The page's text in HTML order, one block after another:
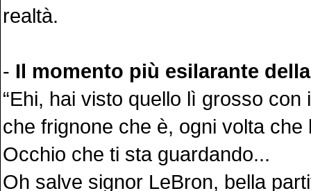
realtà.
- Il momento più esilarante
“Ehi, hai visto quello lì grosso con
che frignone che è, ogni volta che
Occhio che ti sta guardando...
Oh salve signor LeBron, bella